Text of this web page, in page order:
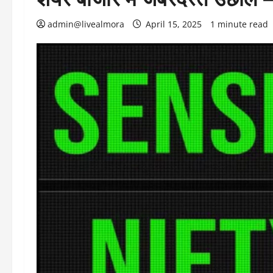
admin@livealmora April 15, 2025 1 minute read